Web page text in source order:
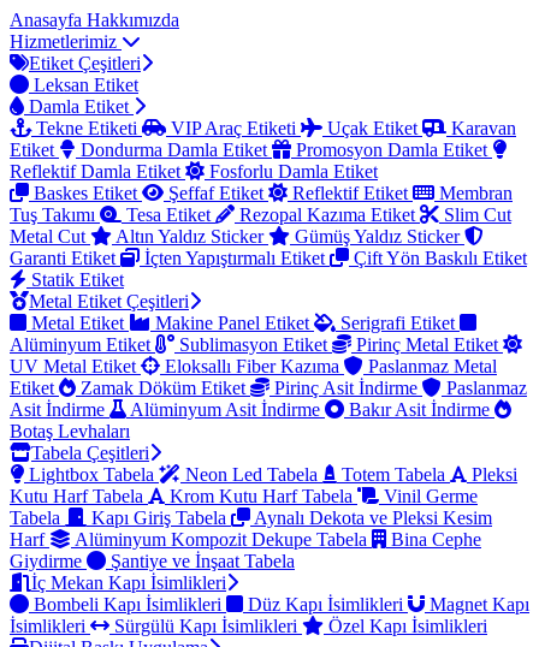
Anasayfa Hakkımızda
Hizmetlerimiz
Etiket Çeşitleri
Leksan Etiket
Damla Etiket
Tekne Etiketi
VIP Araç Etiketi Uçak Etiket
Karavan
Etiket
Dondurma Damla Etiket
Promosyon Damla Etiket
Reflektif Damla Etiket
Fosforlu Damla Etiket
Baskes Etiket
Şeffaf Etiket Reflektif Etiket
Membran
Tuş Takımı
Tesa Etiket Rezopal Kazıma Etiket
Slim Cut
Metal Cut
Altın Yaldız Sticker
Gümüş Yaldız Sticker
Garanti Etiket
İçten Yapıştırmalı Etiket
Çift Yön Baskılı Etiket
Statik Etiket
Metal Etiket Çeşitleri
Metal Etiket
Makine Panel Etiket
Serigrafi Etiket
Alüminyum Etiket
Sublimasyon Etiket
Pirinç Metal Etiket
UV Metal Etiket
Eloksallı Fiber Kazıma
Paslanmaz Metal
Etiket
Zamak Döküm Etiket Pirinç Asit İndirme
Paslanmaz
Asit İndirme
Alüminyum Asit İndirme
Bakır Asit İndirme
Botaş Levhaları
Tabela Çeşitleri
Lightbox Tabela
Neon Led Tabela Totem Tabela
Pleksi
Kutu Harf Tabela
Krom Kutu Harf Tabela
Vinil Germe
Tabela
Kapı Giriş Tabela
Aynalı Dekota ve Pleksi Kesim
Harf
Alüminyum Kompozit Dekupe Tabela
Bina Cephe
Giydirme
Şantiye ve İnşaat Tabela
İç Mekan Kapı İsimlikleri
Bombeli Kapı İsimlikleri
Düz Kapı İsimlikleri
Magnet Kapı
İsimlikleri
Sürgülü Kapı İsimlikleri
Özel Kapı İsimlikleri